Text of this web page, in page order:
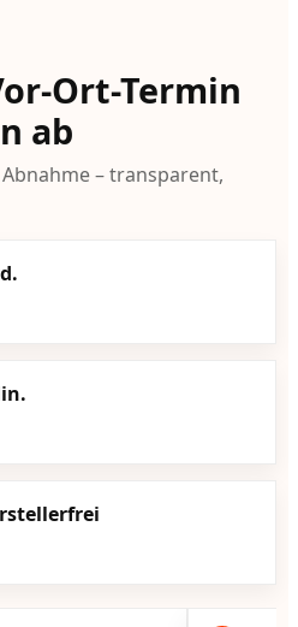
Ort-Termin
ab
– transparent,